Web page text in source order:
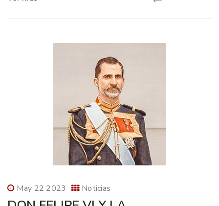
May 22 2023 Noticias